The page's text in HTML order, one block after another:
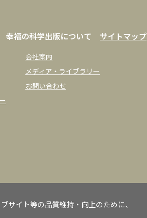
幸福の科学出版について
会社案内
メディア・ライブラリー
お問い合わせ
サイトマップ
サイト等の品質維持・向上のために、